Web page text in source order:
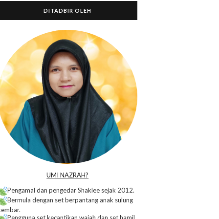
DITADBIR OLEH
UMI NAZRAH?
Pengamal dan pengedar Shaklee sejak 2012.
Bermula dengan set berpantang anak sulung